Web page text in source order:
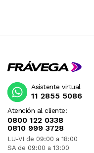
Atención al cliente:
0800 122 0338
0810 999 3728
LU-VI de 09:00 a 18:00
SA de 09:00 a 13:00
Asistente virtual
11 2855 5086